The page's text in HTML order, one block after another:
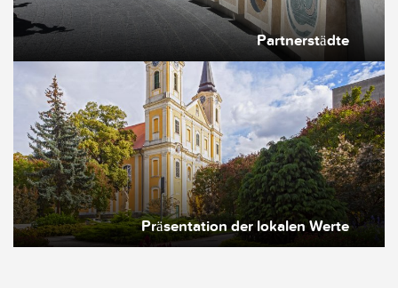
Partnerstädte
Präsentation der lokalen Werte